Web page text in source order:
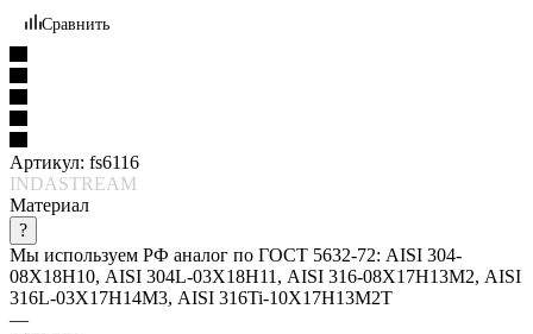
Сравнить
Артикул: fs6116
INDASTREAM
Материал
?
Мы используем РФ аналог по ГОСТ 5632-72: AISI 304-
08Х18Н10, AISI 304L-03Х18Н11, AISI 316-08Х17Н13М2, AISI
316L-03Х17Н14М3, AISI 316Ti-10Х17Н13М2Т
—